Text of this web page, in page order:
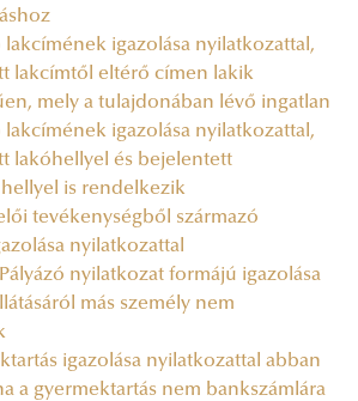
lakcímének igazolása nyilatkozattal,
lakcímtől eltérő címen lakik
mely a tulajdonában lévő ingatlan
lakcímének igazolása nyilatkozattal,
lakóhellyel és bejelentett
is rendelkezik
tevékenységből származó
nyilatkozattal
Pályázó nyilatkozat formájú igazolása
más személy nem
igazolása nyilatkozattal abban
a gyermektartás nem bankszámlára